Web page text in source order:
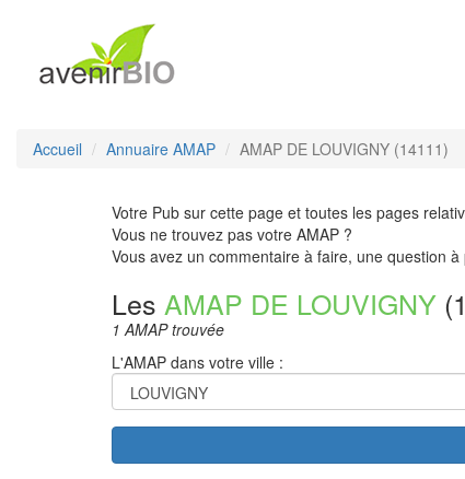
Accueil Annuaire AMAP AMAP DE LOUVIGNY (14111)
Votre Pub sur cette page et toutes les pages
Vous ne trouvez pas votre AMAP ?
Vous avez un commentaire à faire, une question à
Les AMAP DE LOUVIGNY
1 AMAP trouvée
L'AMAP dans votre ville :